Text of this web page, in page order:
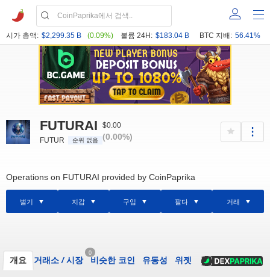
시가 총액: $2,299.35 B (0.09%) 볼륨 24H: $183.04 B BTC 지배: 56.41%
FUTURAI
FUTUR 순위 없음
$0.00
(0.00%)
Operations on FUTURAI provided by CoinPaprika
벌기 지갑 구입 팔다 거래
개요 거래소 /시장
0
비슷한 코인 유동성 위젯